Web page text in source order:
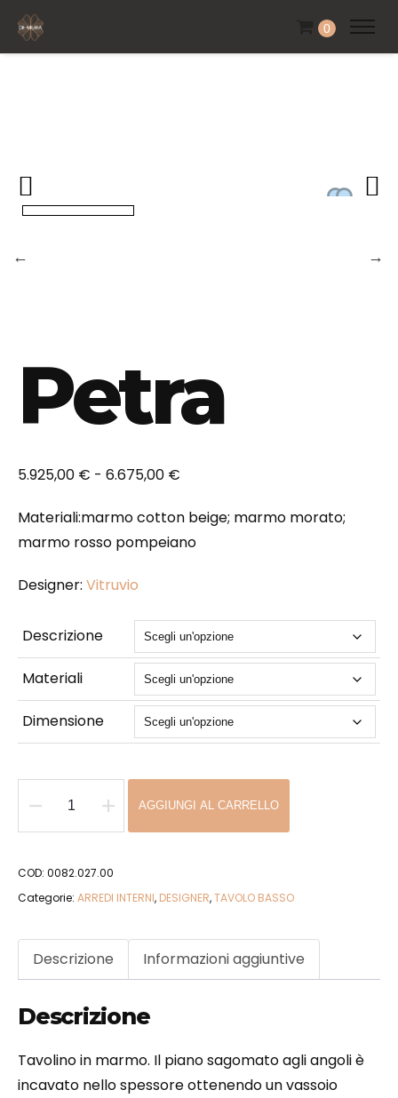
0
Petra
5.925,00 € - 6.675,00 €
prezzo:
da
6.675,00 €
Materiali:marmo cotton beige; marmo morato;
marmo rosso pompeiano
Designer: Vitruvio
Descrizione
Materiali
Dimensione
Petra
AGGIUNGI AL CARRELLO
COD: 0082.027.00
Categorie: ARREDI INTERNI, DESIGNER,TAVOLO BASSO
Descrizione Informazioni aggiuntive
Descrizione
Tavolino in marmo. Il piano sagomato agli angoli è
incavato nello spessore ottenendo un vassoio